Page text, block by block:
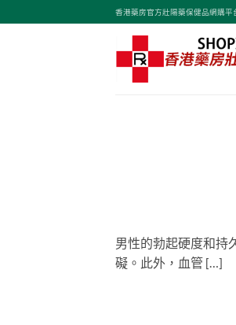
to
香港藥房官方壯陽藥保健品網購平
男性的勃起硬度和持
礙。此外，血管 […]